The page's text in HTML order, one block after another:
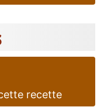
recette